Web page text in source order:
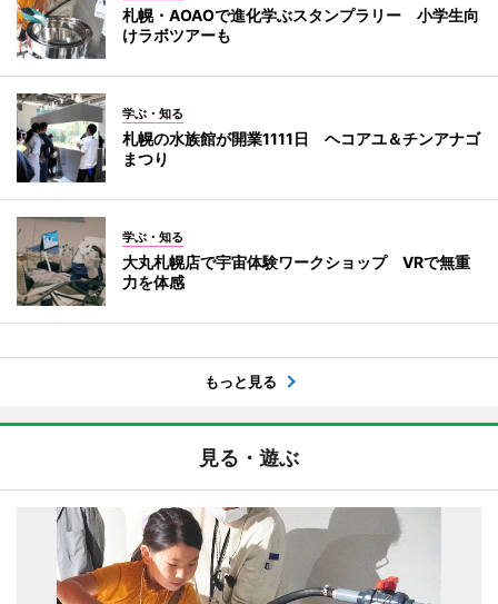
札幌・AOAOで進化学ぶスタンプラリー 小学生向
けラボツアーも
学ぶ・知る
札幌の水族館が開業1111日 ヘコアユ＆チンアナゴ
まつり
学ぶ・知る
大丸札幌店で宇宙体験ワークショップ VRで無重
力を体感
もっと見る
見る・遊ぶ